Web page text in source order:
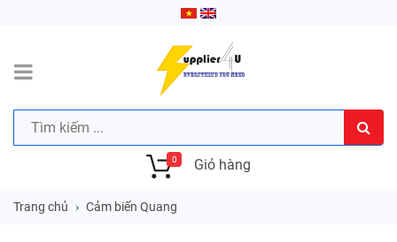
0 Giỏ hàng
Trang chủ Cảm biến Quang